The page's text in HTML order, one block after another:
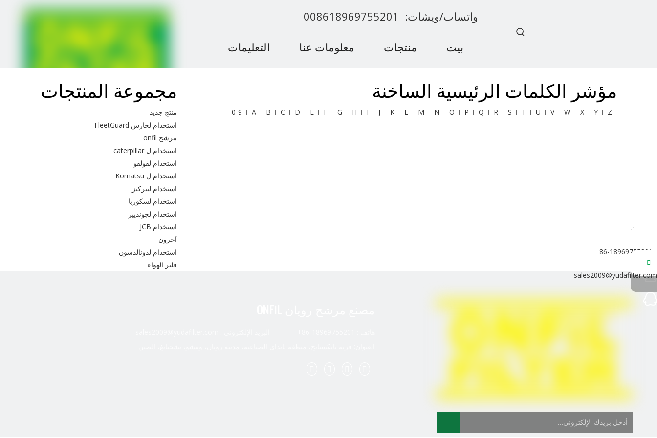
واتساب/ويشات: 008618969755201
بيت منتجات معلومات عنا
التعليمات
مجموعة المنتجات
منتج جديد
استخدام لحارس FleetGuard
مرشح onfil
استخدام ل caterpillar
استخدام لفولفو
استخدام ل Komatsu
استخدام لبيركنز
استخدام لسكوريا
استخدام لجونديير
استخدام JCB
آحرون
استخدام لدونالدسون
فلتر الهواء
مؤشر الكلمات الرئيسية الساخنة
0-9 A B C D E F G H I J K L M N O P Q R S T U V W X Y Z
+86-18969755201
sales2009@yudafilter.com